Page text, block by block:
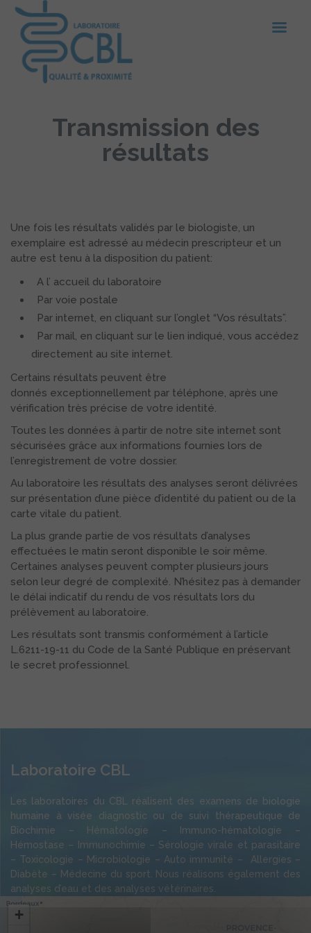
Transmission des
résultats
Une fois les résultats validés par le biologiste, un
exemplaire est adressé au médecin prescripteur et un
autre est tenu à la disposition du patient:
A l’ accueil du laboratoire
Par voie postale
Par internet, en cliquant sur l’onglet “Vos résultats”.
Par mail, en cliquant sur le lien indiqué, vous accédez
directement au site internet.
Certains résultats peuvent être
donnés exceptionnellement par téléphone, après une
vérification très précise de votre identité.
Toutes les données à partir de notre site internet sont
sécurisées grâce aux informations fournies lors de
l’enregistrement de votre dossier.
Au laboratoire les résultats des analyses seront délivrées
sur présentation d’une pièce d’identité du patient ou de la
carte vitale du patient.
La plus grande partie de vos résultats d’analyses
effectuées le matin seront disponible le soir même.
Certaines analyses peuvent compter plusieurs jours
selon leur degré de complexité. N’hésitez pas à demander
le délai indicatif du rendu de vos résultats lors du
prélèvement au laboratoire.
Les résultats sont transmis conformément à l’article
L.6211-19-11 du Code de la Santé Publique en préservant
le secret professionnel.
Laboratoire CBL
Les laboratoires du CBL réalisent des examens de biologie
humaine à visée diagnostic ou de suivi thérapeutique de
Biochimie – Hématologie – Immuno-hématologie –
Hémostase – Immunochimie – Sérologie virale et parasitaire
– Toxicologie – Microbiologie – Auto immunité – Allergies –
Diabète – Médecine du sport. Nous réalisons également des
analyses d’eau et des analyses vétérinaires.
+